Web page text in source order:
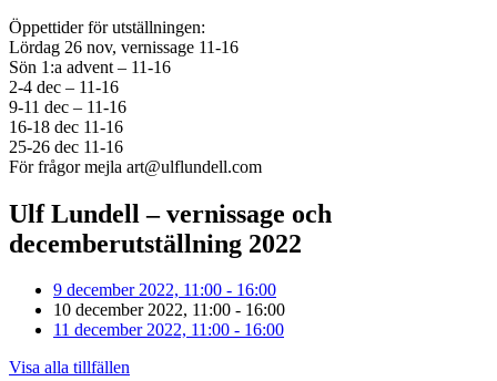
Öppettider för utställningen:
Lördag 26 nov, vernissage 11-16
Sön 1:a advent – 11-16
2-4 dec – 11-16
9-11 dec – 11-16
16-18 dec 11-16
25-26 dec 11-16
För frågor mejla art@ulflundell.com
Ulf Lundell – vernissage och
decemberutställning 2022
9 december 2022, 11:00 - 16:00
10 december 2022, 11:00 - 16:00
11 december 2022, 11:00 - 16:00
Visa alla tillfällen